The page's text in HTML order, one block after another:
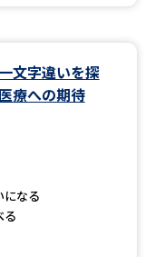
文字違いを探
療への期待
になる
る